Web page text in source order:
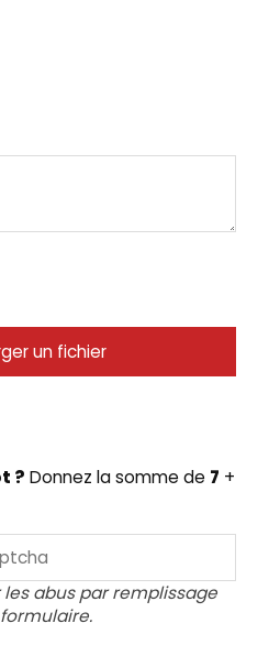
un fichier
? Donnez la somme de 7 +
abus par remplissage